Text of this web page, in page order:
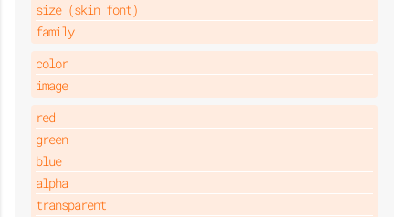
size (skin font)
family
color
image
red
green
blue
alpha
transparent